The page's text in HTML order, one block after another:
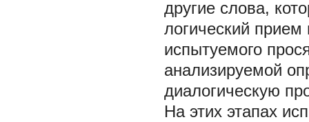
другие слова,
логический прием
испытуемого
анализируемой
диалогическую
На этих этапах